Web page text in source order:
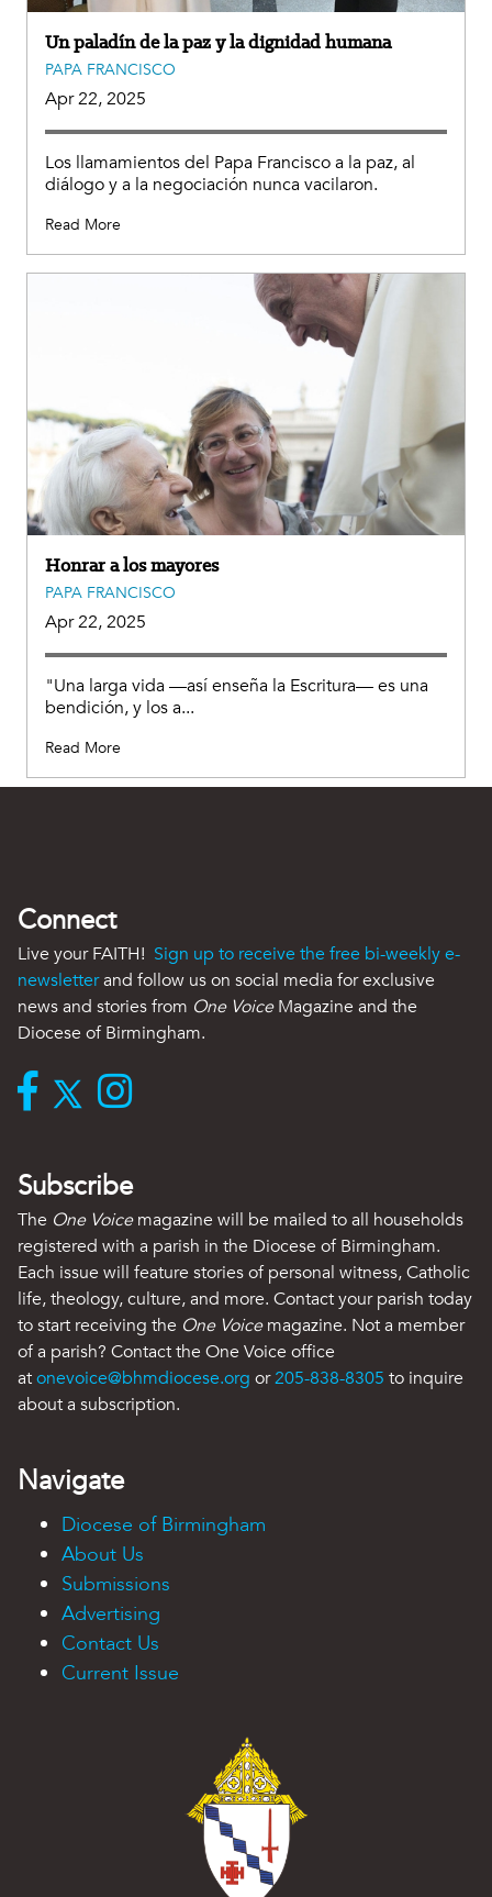
Un paladín de la paz y la dignidad humana
PAPA FRANCISCO
Apr 22, 2025
Los llamamientos del Papa Francisco a la paz, al
diálogo y a la negociación nunca vacilaron.
Read More
Honrar a los mayores
PAPA FRANCISCO
Apr 22, 2025
"Una larga vida —así enseña la Escritura— es una
bendición, y los a...
Read More
Connect
Live your FAITH! Sign up to receive the free bi-weekly e-
newsletterand follow us on social media for exclusive
news and stories from One VoiceMagazine and the
Diocese of Birmingham.
Subscribe
The One Voicemagazine will be mailed to all households
registered with a parish in the Diocese of Birmingham.
Each issue will feature stories of personal witness, Catholic
life, theology, culture, and more. Contact your parish today
to start receiving the One Voicemagazine. Not a member
of a parish? Contact the One Voice office
atonevoice@bhmdiocese.org or205-838-8305 to inquire
about a subscription.
Navigate
Diocese of Birmingham
About Us
Submissions
Advertising
Contact Us
Current Issue